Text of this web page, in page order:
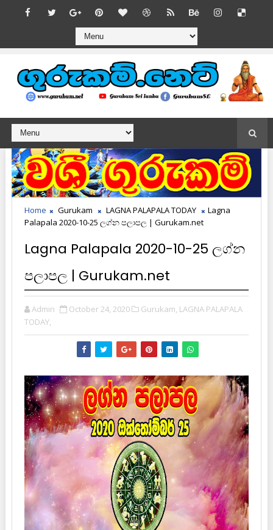
Home Gurukam LAGNA PALAPALA TODAY
Lagna
Palapala 2020-10-25 ලග්න පලාපල | Gurukam.net
Lagna Palapala 2020-10-25 ලග්න
පලාපල | Gurukam.net
Admin October 24, 2020 Gurukam, LAGNA PALAPALA
TODAY,